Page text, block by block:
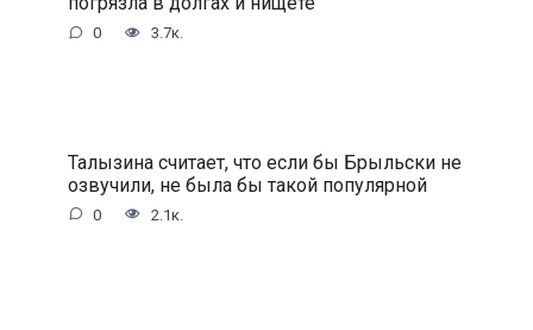
0 3.7к.
Талызина считает, что если бы Брыльски не
озвучили, не была бы такой популярной
0 2.1к.